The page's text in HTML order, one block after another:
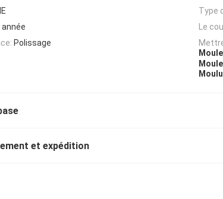
Type
année Le
Polissage
et expédition